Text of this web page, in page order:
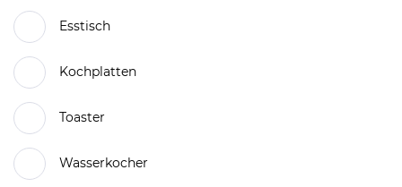
Esstisch
Kochplatten
Toaster
Wasserkocher